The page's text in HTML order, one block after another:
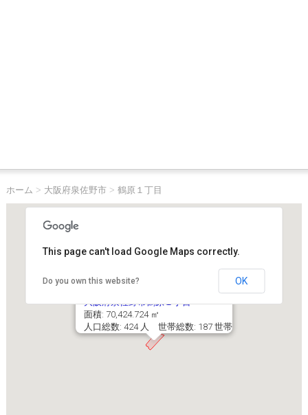
ホーム > 大阪府泉佐野市> 鶴原１丁目
大阪府泉佐野市鶴原１丁目
面積: 70,424.724 ㎡
人口総数: 424 人 世帯総数: 187 世帯
This page can't load Google Maps correctly.
Do you own this website? OK